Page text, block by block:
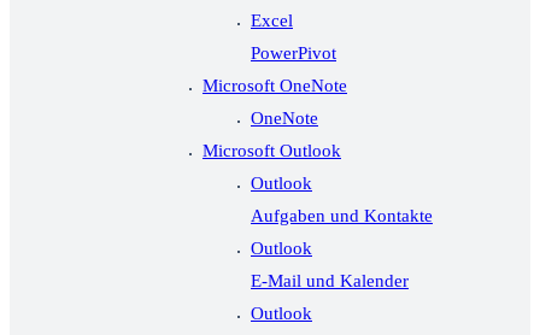
Excel
PowerPivot
Microsoft OneNote
OneNote
Microsoft Outlook
Outlook
Aufgaben und Kontakte
Outlook
E-Mail und Kalender
Outlook